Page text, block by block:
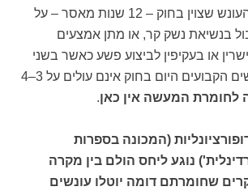
תאפשר את הטלת העונש שצוין בחוק – 12 שנות מאסר – על
בנשיאת נשק קר, או מתן אמצעים
או בעקיפין לביצוע פשע כאשר בשני
המקרים הללו העונשים הקבועים היום בחוק אינם עולים על 3–4
לחומרת המעשה אין כאן.
(המכונה בספרות
נוגע ליחס הולם בין מקרה
שחומרתם דומה יוטלו עונשים